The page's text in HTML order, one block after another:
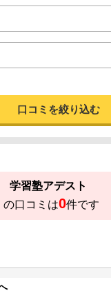
口コミを絞り込む
学習塾アデスト
の口コミは0件です